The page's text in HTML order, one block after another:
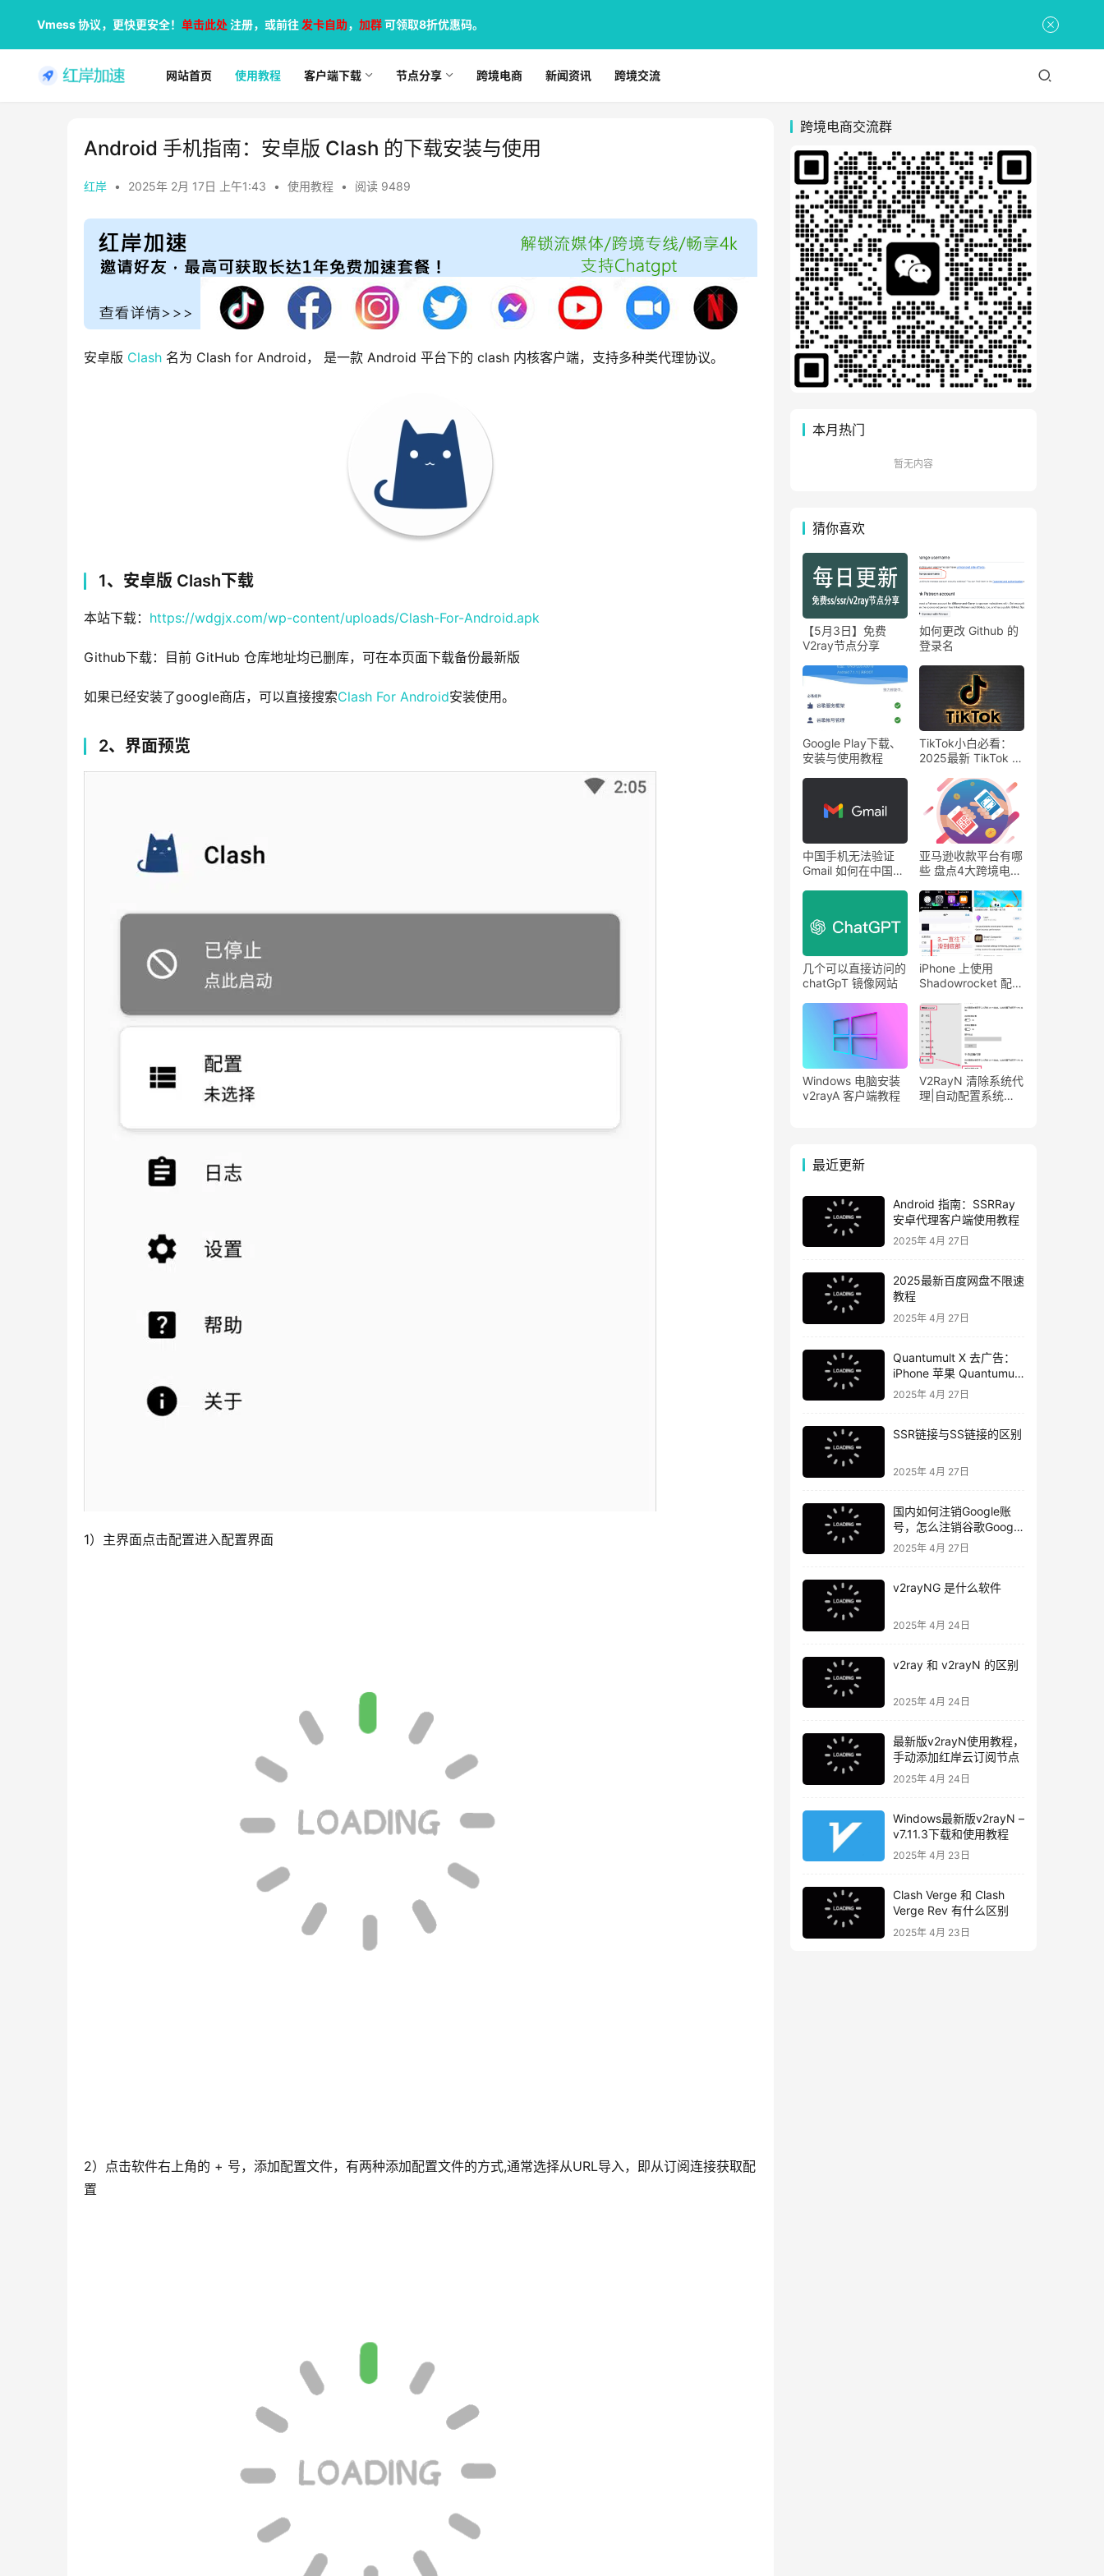
网站首页 使用教程 客户端下载 节点分享 跨境电商 新闻资讯 跨境交流
Android 手机指南：安卓版 Clash 的下载安装与使用
红岸 • 2025年 2月 17日 上午1:43 • 使用教程 • 阅读 9489
安卓版 Clash 名为 Clash for Android， 是一款 Android 平台下的 clash 内核客户端，支持多种类代理协议。
1、安卓版 Clash下载
本站下载： https://wdgjx.com/wp-content/uploads/Clash-For-Android.apk
Github下载：目前 GitHub 仓库地址均已删库，可在本页面下载备份最新版
如果已经安装了google商店，可以直接搜索Clash For Android安装使用。
2、界面预览
1）主界面点击配置进入配置界面
2）点击软件右上角的 + 号，添加配置文件，有两种添加配置文件的方式,通常选择从URL导入，即从订阅连接获取配
置
跨境电商交流群
本月热门
暂无内容
猜你喜欢
【5月3日】免费
V2ray节点分享
如何更改 Github 的
登录名
Google Play下载、
安装与使用教程
TikTok小白必看：
2025最新 TikTok 的
中国手机无法验证
Gmail 如何在中国访
亚马逊收款平台有哪
些 盘点4大跨境电商
几个可以直接访问的
chatGpT 镜像网站
iPhone 上使用
Shadowrocket 配置
教程
Windows 电脑安装
v2rayA 客户端教程
V2RayN 清除系统代
理|自动配置系统代
最近更新
Android 指南：SSRRay
安卓代理客户端使用教程
2025年 4月 27日
2025最新百度网盘不限速
教程
2025年 4月 27日
Quantumult X 去广告：
iPhone 苹果 Quantumult
X 去广告教程
2025年 4月 27日
SSR链接与SS链接的区别
2025年 4月 27日
国内如何注销Google账
号，怎么注销谷歌Google
账号
2025年 4月 27日
v2rayNG 是什么软件
2025年 4月 24日
v2ray 和 v2rayN 的区别
2025年 4月 24日
最新版v2rayN使用教程，
手动添加红岸云订阅节点
2025年 4月 24日
Windows最新版v2rayN –
v7.11.3下载和使用教程
2025年 4月 23日
Clash Verge 和 Clash
Verge Rev 有什么区别
2025年 4月 23日
Vmess 协议，更快更安全！ 单击此处注册，或前往 发卡自助， 加群可领取8折优惠码。